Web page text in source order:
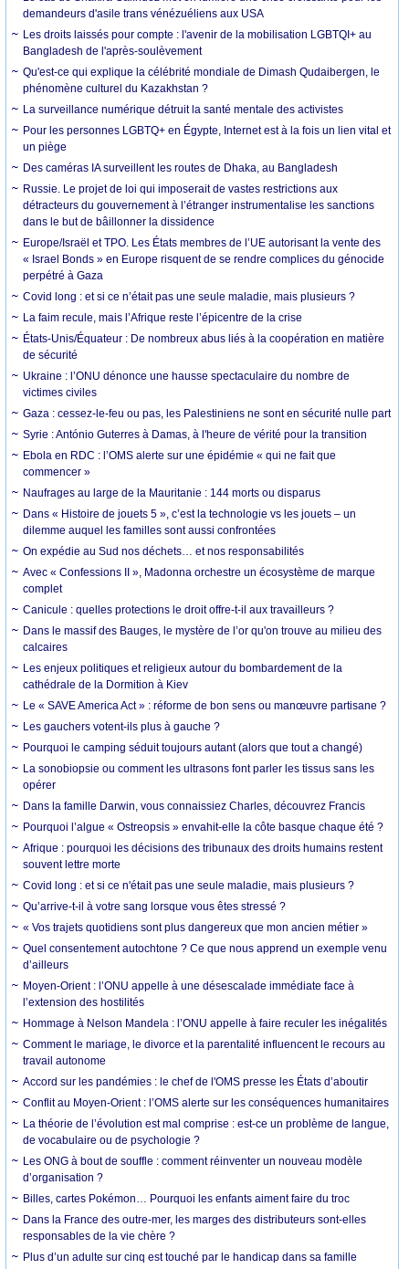
demandeurs d'asile trans vénézuéliens aux USA
Les droits laissés pour compte : l'avenir de la mobilisation LGBTQI+ au
Bangladesh de l'après-soulèvement
Qu'est-ce qui explique la célébrité mondiale de Dimash Qudaibergen, le
phénomène culturel du Kazakhstan ?
La surveillance numérique détruit la santé mentale des activistes
Pour les personnes LGBTQ+ en Égypte, Internet est à la fois un lien vital et
un piège
Des caméras IA surveillent les routes de Dhaka, au Bangladesh
Russie. Le projet de loi qui imposerait de vastes restrictions aux
détracteurs du gouvernement à l’étranger instrumentalise les sanctions
dans le but de bâillonner la dissidence
Europe/Israël et TPO. Les États membres de l’UE autorisant la vente des
« Israel Bonds » en Europe risquent de se rendre complices du génocide
perpétré à Gaza
Covid long : et si ce n’était pas une seule maladie, mais plusieurs ?
La faim recule, mais l’Afrique reste l’épicentre de la crise
États-Unis/Équateur : De nombreux abus liés à la coopération en matière
de sécurité
Ukraine : l’ONU dénonce une hausse spectaculaire du nombre de
victimes civiles
Gaza : cessez-le-feu ou pas, les Palestiniens ne sont en sécurité nulle part
Syrie : António Guterres à Damas, à l'heure de vérité pour la transition
Ebola en RDC : l’OMS alerte sur une épidémie « qui ne fait que
commencer »
Naufrages au large de la Mauritanie : 144 morts ou disparus
Dans « Histoire de jouets 5 », c’est la technologie vs les jouets – un
dilemme auquel les familles sont aussi confrontées
On expédie au Sud nos déchets… et nos responsabilités
Avec « Confessions II », Madonna orchestre un écosystème de marque
complet
Canicule : quelles protections le droit offre-t-il aux travailleurs ?
Dans le massif des Bauges, le mystère de l’or qu'on trouve au milieu des
calcaires
Les enjeux politiques et religieux autour du bombardement de la
cathédrale de la Dormition à Kiev
Le « SAVE America Act » : réforme de bon sens ou manœuvre partisane ?
Les gauchers votent-ils plus à gauche ?
Pourquoi le camping séduit toujours autant (alors que tout a changé)
La sonobiopsie ou comment les ultrasons font parler les tissus sans les
opérer
Dans la famille Darwin, vous connaissiez Charles, découvrez Francis
Pourquoi l’algue « Ostreopsis » envahit-elle la côte basque chaque été ?
Afrique : pourquoi les décisions des tribunaux des droits humains restent
souvent lettre morte
Covid long : et si ce n'était pas une seule maladie, mais plusieurs ?
Qu’arrive-t-il à votre sang lorsque vous êtes stressé ?
« Vos trajets quotidiens sont plus dangereux que mon ancien métier »
Quel consentement autochtone ? Ce que nous apprend un exemple venu
d’ailleurs
Moyen-Orient : l’ONU appelle à une désescalade immédiate face à
l’extension des hostilités
Hommage à Nelson Mandela : l’ONU appelle à faire reculer les inégalités
Comment le mariage, le divorce et la parentalité influencent le recours au
travail autonome
Accord sur les pandémies : le chef de l'OMS presse les États d’aboutir
Conflit au Moyen-Orient : l’OMS alerte sur les conséquences humanitaires
La théorie de l’évolution est mal comprise : est-ce un problème de langue,
de vocabulaire ou de psychologie ?
Les ONG à bout de souffle : comment réinventer un nouveau modèle
d’organisation ?
Billes, cartes Pokémon… Pourquoi les enfants aiment faire du troc
Dans la France des outre-mer, les marges des distributeurs sont-elles
responsables de la vie chère ?
Plus d’un adulte sur cinq est touché par le handicap dans sa famille